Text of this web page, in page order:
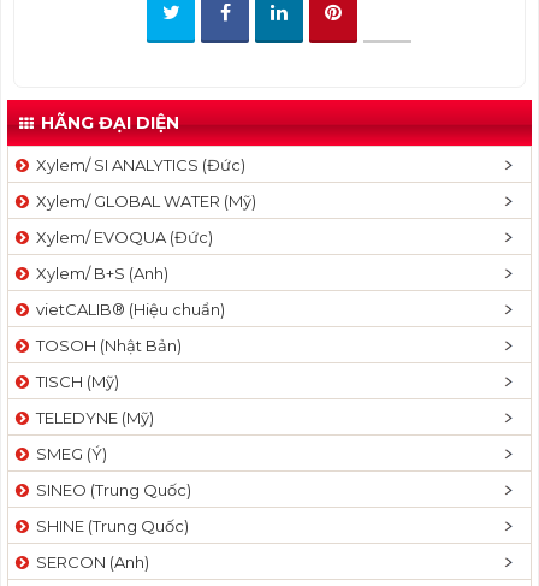
HÃNG ĐẠI DIỆN
Xylem/ SI ANALYTICS (Đức)
Xylem/ GLOBAL WATER (Mỹ)
Xylem/ EVOQUA (Đức)
Xylem/ B+S (Anh)
vietCALIB® (Hiệu chuẩn)
TOSOH (Nhật Bản)
TISCH (Mỹ)
TELEDYNE (Mỹ)
SMEG (Ý)
SINEO (Trung Quốc)
SHINE (Trung Quốc)
SERCON (Anh)